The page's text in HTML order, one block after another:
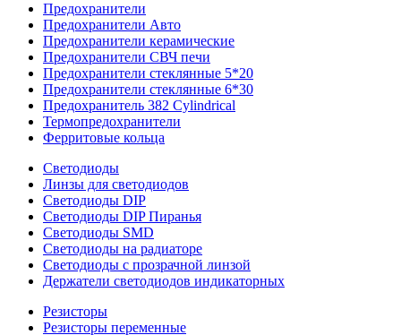
Предохранители
Предохранители Авто
Предохранители керамические
Предохранители СВЧ печи
Предохранители стеклянные 5*20
Предохранители стеклянные 6*30
Предохранитель 382 Cylindrical
Термопредохранители
Ферритовые кольца
Светодиоды
Линзы для светодиодов
Светодиоды DIP
Светодиоды DIP Пиранья
Светодиоды SMD
Светодиоды на радиаторе
Светодиоды с прозрачной линзой
Держатели светодиодов индикаторных
Резисторы
Резисторы переменные